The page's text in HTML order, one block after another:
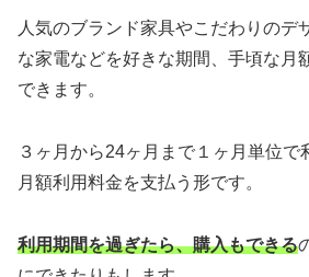
人気のブランド家具やこだわりのデ
な家電などを好きな期間、手頃な月
できます。
３ヶ月から24ヶ月まで１ヶ月単位で
月額利用料金を支払う形です。
利用期間を過ぎたら、購入もできる